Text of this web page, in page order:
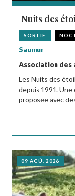
Nuits des
SORTIE
Saumur
Association des
Les Nuits des
depuis 1991. Une
proposée avec
09 AOÛ. 2026